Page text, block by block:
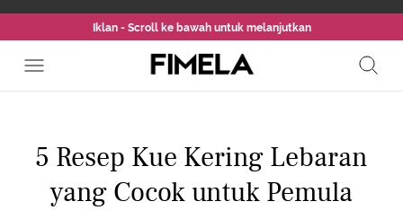
Iklan - Scroll ke bawah untuk melanjutkan
5 Resep Kue Kering Lebaran
yang Cocok untuk Pemula